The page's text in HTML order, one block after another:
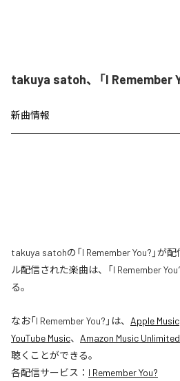
takuya satoh、「I Remember
新曲情報
takuya satohの「I Remember You?」が
ル配信された楽曲は、「I Remember
る。
なお「I Remember You? 」は、 Apple Music
YouTube Music、 Amazon Music Unlimited
聴くことができる。
各配信サービス： I Remember You?